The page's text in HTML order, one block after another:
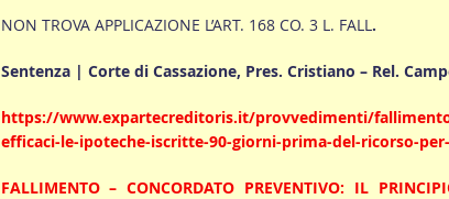
NON TROVA APPLICAZIONE L’ART. 168 CO. 3 L. FALL.
Sentenza | Corte di Cassazione, Pres. Cristiano – Rel.
https://www.expartecreditoris.it/provvedimenti/
efficaci-le-ipoteche-iscritte-90-giorni-prima-del-ricorso-
FALLIMENTO – CONCORDATO PREVENTIVO: IL